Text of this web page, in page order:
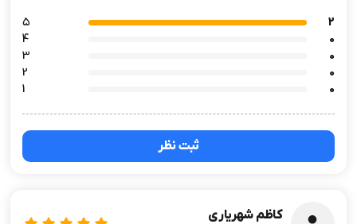
2
۵
0
4
0
3
0
2
0
1
ثبت نظر
کاظم شهریاری